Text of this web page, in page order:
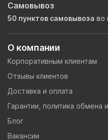
О компании
Корпоративным клиентам
Отзывы клиентов
Доставка и оплата
Гарантии, политика обмена
Блог
Вакансии
Самовывоз
50 пунктов самовывоза во